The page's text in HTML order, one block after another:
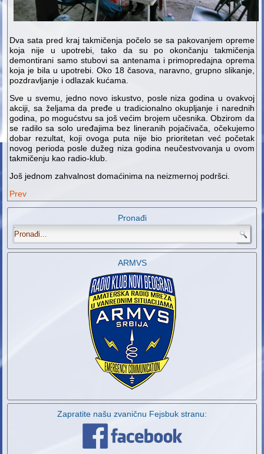
Dva sata pred kraj takmičenja počelo se sa pakovanjem opreme
koja nije u upotrebi, tako da su po okončanju takmičenja
demontirani samo stubovi sa antenama i primopredajna oprema
koja je bila u upotrebi. Oko 18 časova, naravno, grupno slikanje,
pozdravljanje i odlazak kućama.
Sve u svemu, jedno novo iskustvo, posle niza godina u ovakvoj
akciji, sa željama da pređe u tradicionalno okupljanje i narednih
godina, po mogućstvu sa još većim brojem učesnika. Obzirom da
se radilo sa solo uređajima bez lineranih pojačivača, očekujemo
dobar rezultat, koji ovoga puta nije bio prioritetan već početak
novog perioda posle dužeg niza godina neučestvovanja u ovom
takmičenju kao radio-klub.
Još jednom zahvalnost domaćinima na neizmernoj podršci.
Prev
Pronađi
.
ARMVS
Zapratite našu zvaničnu Fejsbuk stranu: